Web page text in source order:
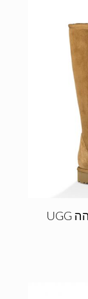
מגפי האגג דגם קלאסיק גבוהה UGG